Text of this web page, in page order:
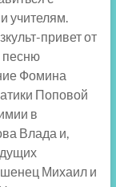
учителям.
привет от
песню
Фомина
Поповой
в
Влада и,
Михаил и